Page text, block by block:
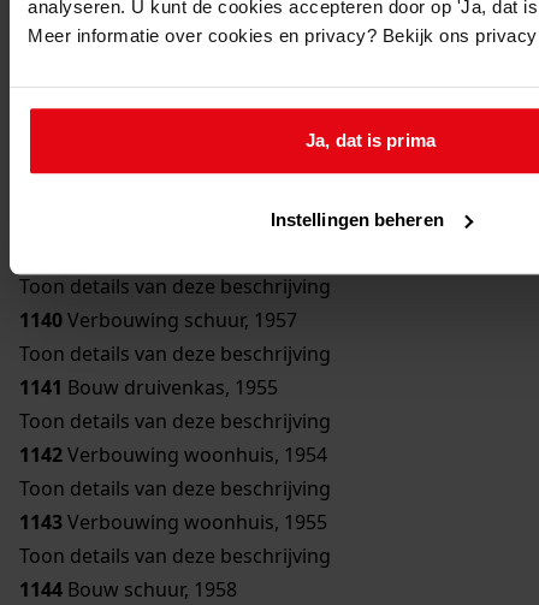
analyseren. U kunt de cookies accepteren door op 'Ja, dat
Meer informatie over cookies en privacy? Bekijk ons
Ja, dat is prima
Instellingen beheren
Toon details van deze beschrijving
1136Bouw bergplaats, 1950
Toon details van deze beschrijving
1137Bouw schuur, 1951
Toon details van deze beschrijving
Toon details van deze beschrijving
Toon details van deze beschrijving
1140Verbouwing schuur, 1957
Toon details van deze beschrijving
1141 Bouw druivenkas, 1955
Toon details van deze beschrijving
1142Verbouwing woonhuis, 1954
Toon details van deze beschrijving
1143Verbouwing woonhuis, 1955
Toon details van deze beschrijving
1144 Bouw schuur, 1958